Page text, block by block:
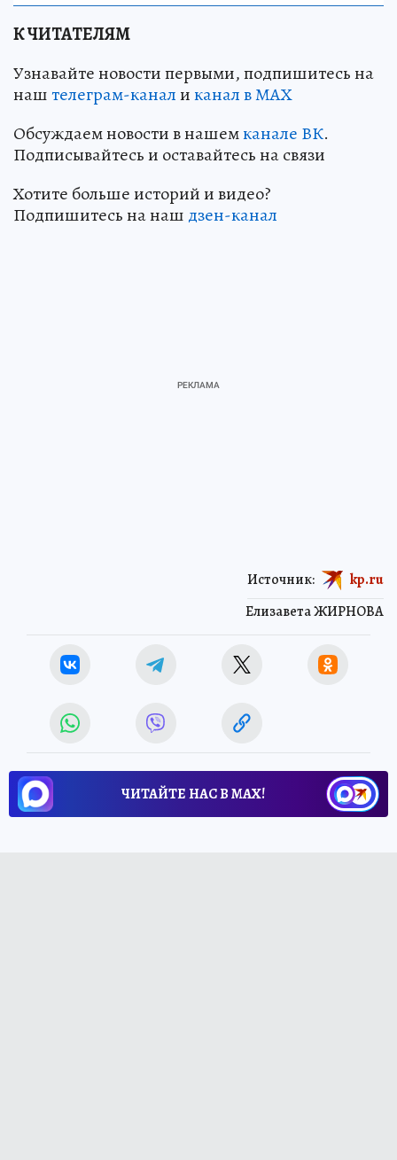
К ЧИТАТЕЛЯМ
Узнавайте новости первыми, подпишитесь на
наштелеграм-каналиканал в МАХ
Обсуждаем новости в нашемканале ВК.
Подписывайтесь и оставайтесь на связи
Хотите больше историй и видео?
Подпишитесь на наш дзен-канал
Елизавета ЖИРНОВА
Источник: kp.ru
ЧИТАЙТЕ НАС В МАХ!